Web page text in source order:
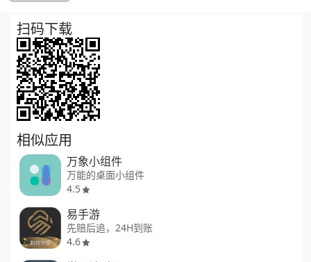
扫码下载
相似应用
万象小组件
万能的桌面小组件
4.5
易手游
先赔后追，24H到账
4.6